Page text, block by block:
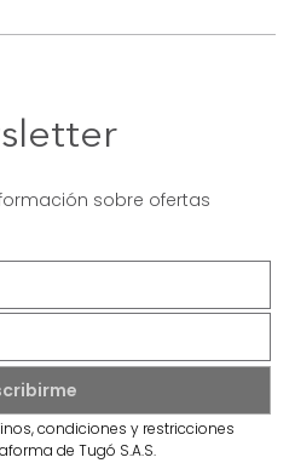
sobre ofertas
condiciones y restricciones
de Tugó S.A.S.